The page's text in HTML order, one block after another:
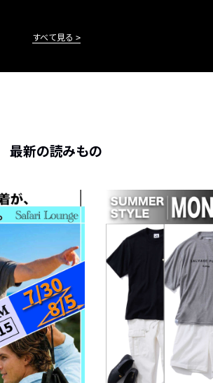
すべて見る
最新の読みもの